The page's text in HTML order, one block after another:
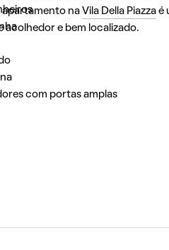
apartamento na Vila Della Piazzaé
acolhedor e bem localizado.
com portas amplas